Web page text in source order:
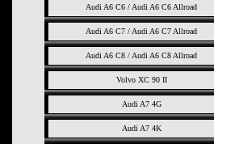
Audi A6 C6 / Audi A6 C6 Allroad
Audi A6 C7 / Audi A6 C7 Allroad
Audi A6 C8 / Audi A6 C8 Allroad
Volvo XC 90 II
Audi A7 4G
Audi A7 4K